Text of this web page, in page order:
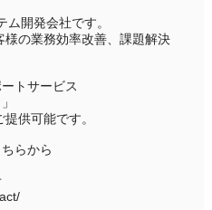
開発会社です。
の業務効率改善、課題解決
トサービス
供可能です。
らから